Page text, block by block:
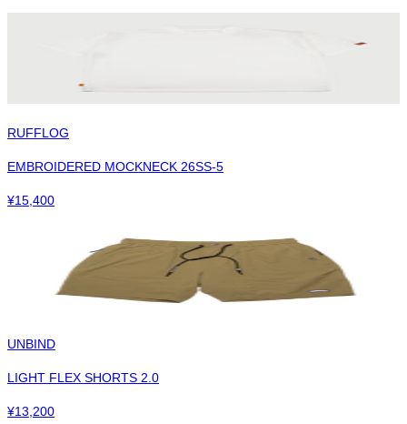
RUFFLOG
EMBROIDERED MOCKNECK 26SS-5
¥15,400
UNBIND
LIGHT FLEX SHORTS 2.0
¥13,200